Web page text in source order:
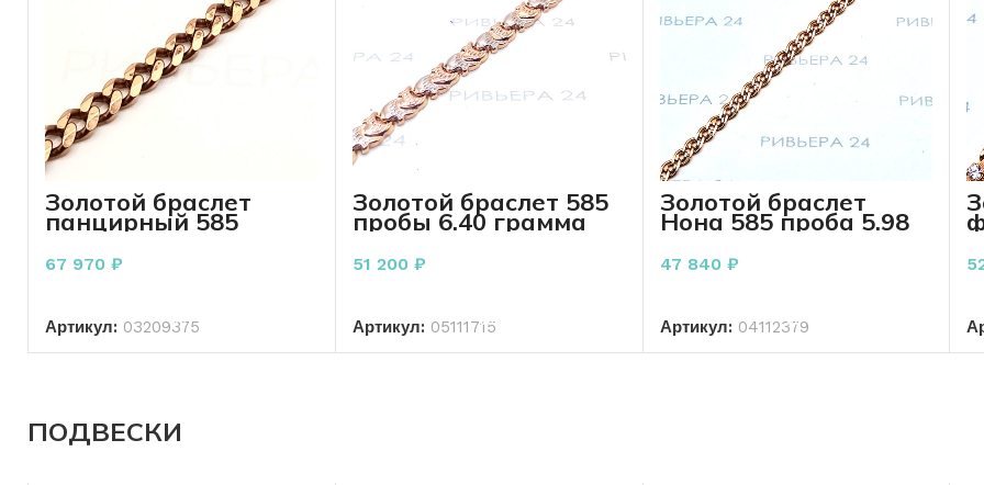
Золотой браслет
панцирный 585
пробы 9.71 грамм 22
см.
67 970 ₽
Артикул: 03209375
Золотой браслет 585
пробы 6.40 грамма
51 200 ₽
Артикул: 05111715
Золотой браслет
Нона 585 проба 5.98
грамм 22 см
47 840 ₽
Артикул: 04112379
ПОДВЕСКИ